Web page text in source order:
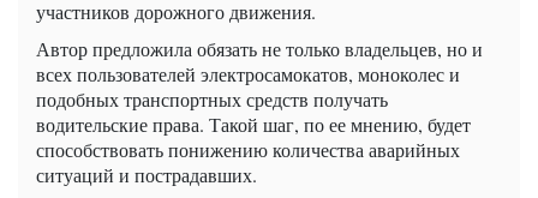
участников дорожного движения.
Автор предложила обязать не только владельцев, но и
всех пользователей электросамокатов, моноколес и
подобных транспортных средств получать
водительские права. Такой шаг, по ее мнению, будет
способствовать понижению количества аварийных
ситуаций и пострадавших.